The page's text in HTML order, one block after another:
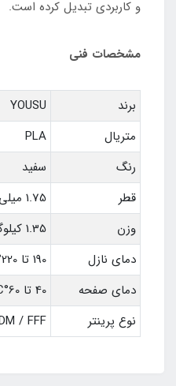
و کاربردی تبدیل کرده است.
مشخصات فنی
برند
YOUSU
متریال
PLA
رنگ
سفید
قطر
1.75 میلی‌متر
وزن
1.35 کیلوگرم با رول و کارتن
دمای نازل
190 تا 220°C
دمای صفحه
40 تا 60°C
نوع پرینتر
/ FFF